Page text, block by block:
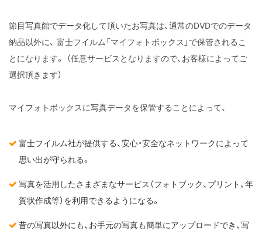
節目写真館でデータ化して頂いたお写真は、通常のDVDでのデータ
納品以外に、 富士フイルム「マイフォトボックス」で保管されるこ
とになります。
（任意サービスとなりますので、お客様によってご
選択頂きます）
マイフォトボックスに写真データを保管することによって、
富士フイルム社が提供する、安心・安全なネットワークによって
思い出が守られる。
写真を活用したさまざまなサービス（フォトブック、プリント、年
賀状作成等）を利用できるようになる。
昔の写真以外にも、お手元の写真も簡単にアップロードでき、写